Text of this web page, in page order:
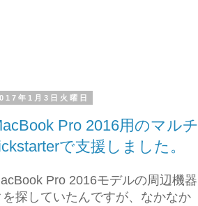
年1月3日火曜日
Pro 2016用のマル
で支援しました。
Pro 2016モデルの周辺機
を探していたんですが、なかなか